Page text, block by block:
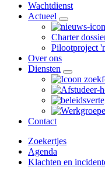
Wachtdienst
Actueel
Charter
Pilootproject
Over ons
Diensten
Contact
Zoekertjes
Agenda
Klachten en